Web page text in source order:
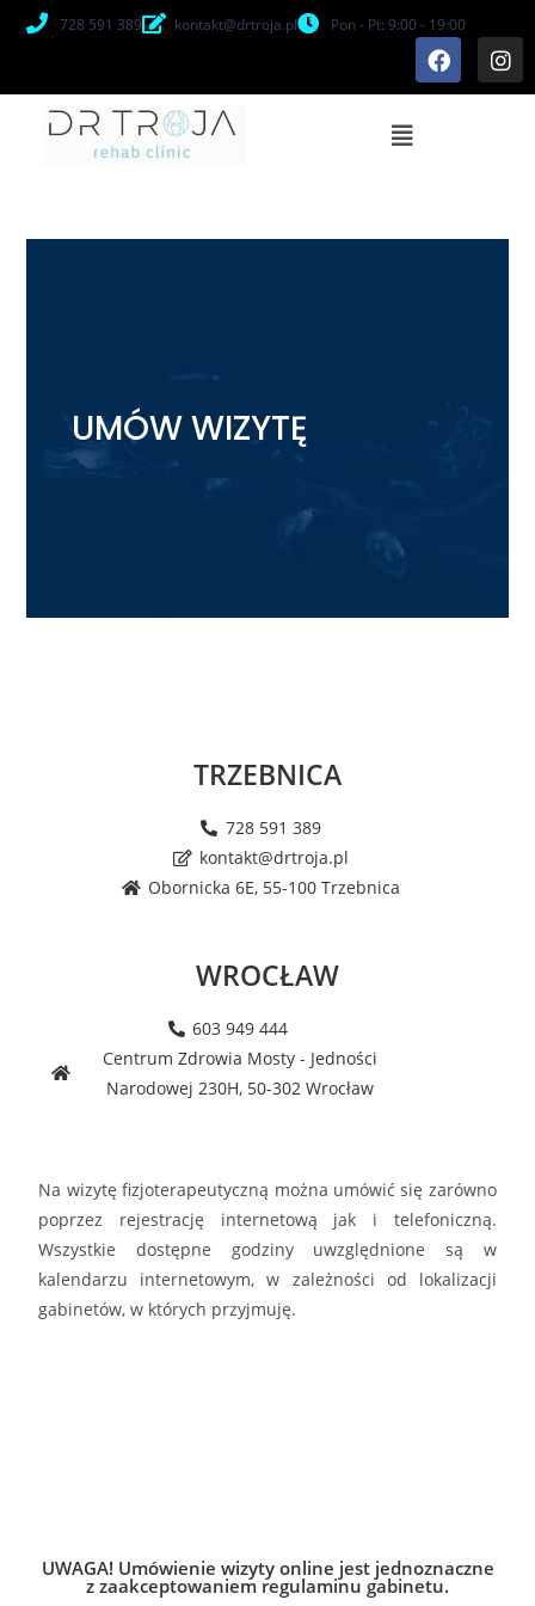
728 591 389 kontakt@drtroja.pl Pon - Pt: 9:00 - 19:00
UMÓW WIZYTĘ
TRZEBNICA
728 591 389
kontakt@drtroja.pl
Obornicka 6E, 55-100 Trzebnica
WROCŁAW
603 949 444
Centrum Zdrowia Mosty - Jedności
Narodowej 230H, 50-302 Wrocław
Na wizytę fizjoterapeutyczną można umówić się zarówno
poprzez rejestrację internetową jak i telefoniczną.
Wszystkie dostępne godziny uwzględnione są w
kalendarzu internetowym, w zależności od lokalizacji
gabinetów, w których przyjmuję.
UWAGA! Umówienie wizyty online jest jednoznaczne
z zaakceptowaniem regulaminu gabinetu.